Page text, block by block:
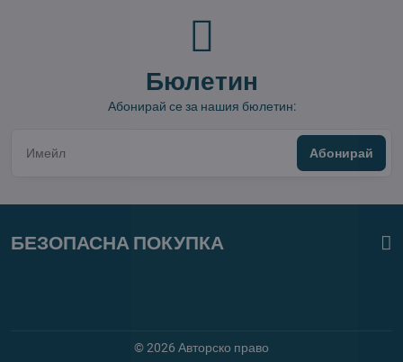
Бюлетин
Абонирай се за нашия бюлетин:
Абонирай
БЕЗОПАСНА ПОКУПКА
©2026 Авторско право